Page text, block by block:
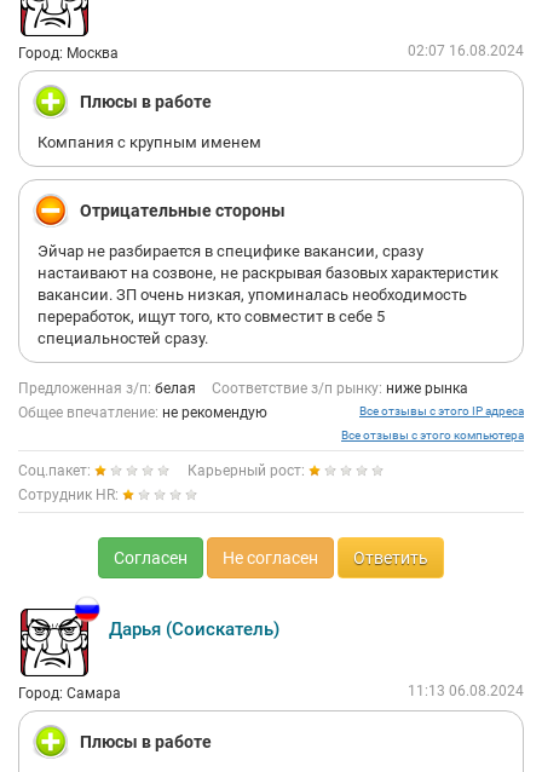
не погрязла во всем этом. Но если хоть кто-то задумается о
том, а стоит ли ему тут работать после моей истории - то я уже
буду рада.
Город: Москва 02:07 16.08.2024
Плюсы в работе
Компания с крупным именем
Отрицательные стороны
Эйчар не разбирается в специфике вакансии, сразу
настаивают на созвоне, не раскрывая базовых характеристик
вакансии. ЗП очень низкая, упоминалась необходимость
переработок, ищут того, кто совместит в себе 5
специальностей сразу.
Предложенная з/п: белая Соответствие з/п рынку: ниже рынка
Общее впечатление: не рекомендую
Все отзывы с этого IP адреса
Все отзывы с этого компьютера
Соц.пакет:
Карьерный рост:
Сотрудник HR:
Согласен Не согласен Ответить
Дарья (Соискатель)
Город: Самара 11:13 06.08.2024
Плюсы в работе